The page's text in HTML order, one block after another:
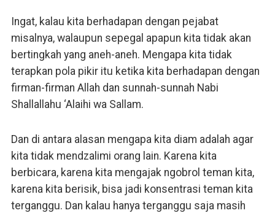
Ingat, kalau kita berhadapan dengan pejabat
misalnya, walaupun sepegal apapun kita tidak akan
bertingkah yang aneh-aneh. Mengapa kita tidak
terapkan pola pikir itu ketika kita berhadapan dengan
firman-firman Allah dan sunnah-sunnah Nabi
Shallallahu ‘Alaihi wa Sallam.
Dan di antara alasan mengapa kita diam adalah agar
kita tidak mendzalimi orang lain. Karena kita
berbicara, karena kita mengajak ngobrol teman kita,
karena kita berisik, bisa jadi konsentrasi teman kita
terganggu. Dan kalau hanya terganggu saja masih